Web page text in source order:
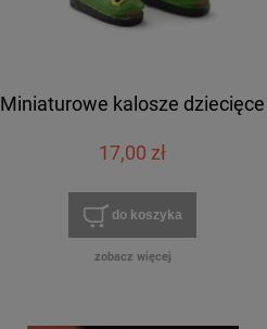
Miniaturowe kalosze dziecięce
17,00 zł
do koszyka
zobacz więcej